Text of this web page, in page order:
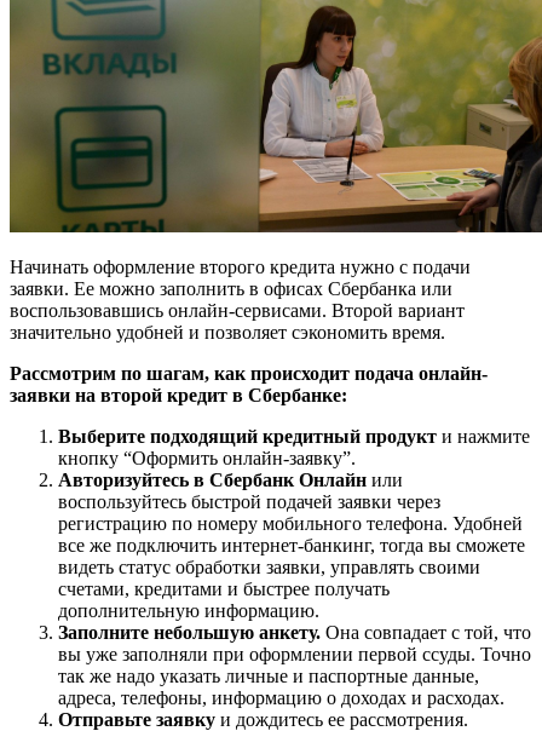
Начинать оформление второго кредита нужно с подачи
заявки. Ее можно заполнить в офисах Сбербанка или
воспользовавшись онлайн-сервисами. Второй вариант
значительно удобней и позволяет сэкономить время.
Рассмотрим по шагам, как происходит подача онлайн-
заявки на второй кредит в Сбербанке:
Выберите подходящий кредитный продукт и нажмите
кнопку “Оформить онлайн-заявку”.
Авторизуйтесь в Сбербанк Онлайн или
воспользуйтесь быстрой подачей заявки через
регистрацию по номеру мобильного телефона. Удобней
все же подключить интернет-банкинг, тогда вы сможете
видеть статус обработки заявки, управлять своими
счетами, кредитами и быстрее получать
дополнительную информацию.
Заполните небольшую анкету. Она совпадает с той, что
вы уже заполняли при оформлении первой ссуды. Точно
так же надо указать личные и паспортные данные,
адреса, телефоны, информацию о доходах и расходах.
Отправьте заявку и дождитесь ее рассмотрения.